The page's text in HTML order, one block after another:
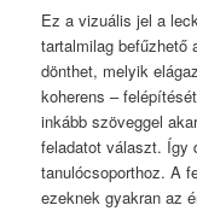
Ez a vizuális jel a
tartalmilag befűzhető
dönthet, melyik
koherens –
inkább szöveggel
feladatot választ. Így
tanulócsoporthoz. A
ezeknek gyakran az